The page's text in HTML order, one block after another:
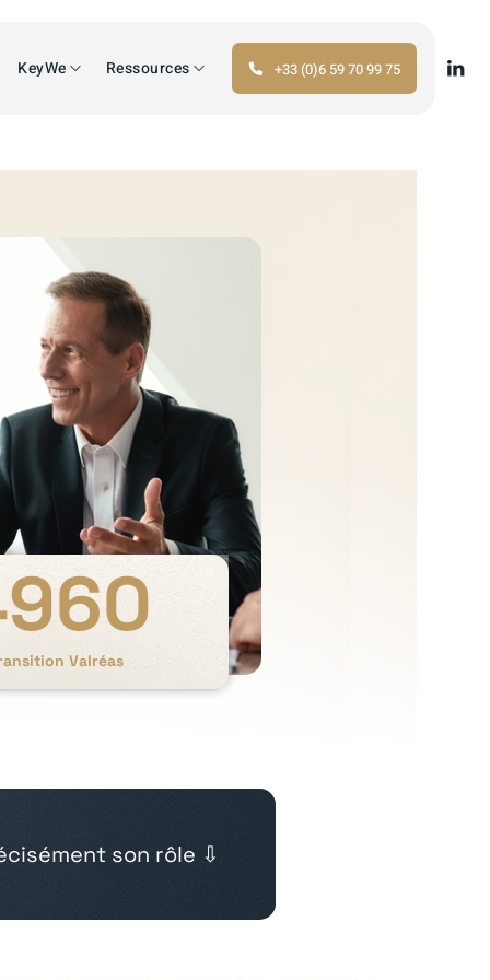
KeyWe Ressources +33 (0)6 59 70 99 75
Valréas
son rôle ⇩